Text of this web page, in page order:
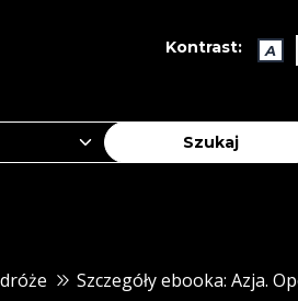
Kontrast: A
Szukaj
Szczegóły ebooka: Azja.